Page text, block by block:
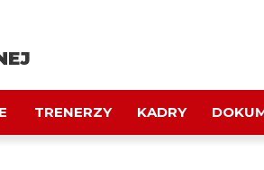
TRENERZY KADRY